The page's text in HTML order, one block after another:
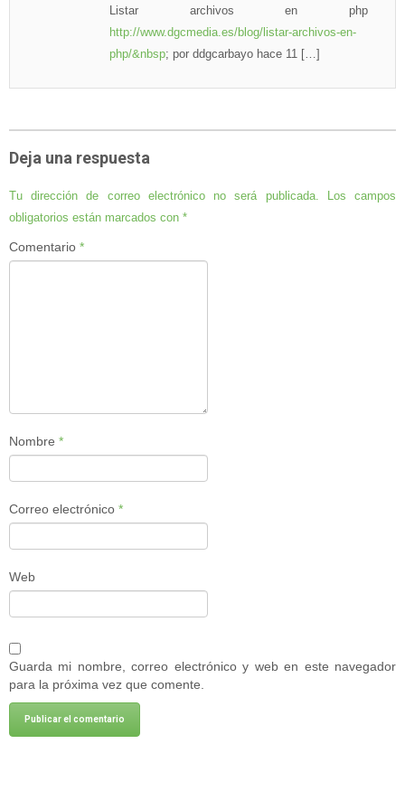
Listar archivos en php
http://www.dgcmedia.es/blog/listar-archivos-en-
php/&nbsp; por ddgcarbayo hace 11 […]
Deja una respuesta
Tu dirección de correo electrónico no será publicada.
Los campos
obligatorios están marcados con *
Comentario *
Nombre *
Correo electrónico *
Web
Guarda mi nombre, correo electrónico y web en este navegador
para la próxima vez que comente.